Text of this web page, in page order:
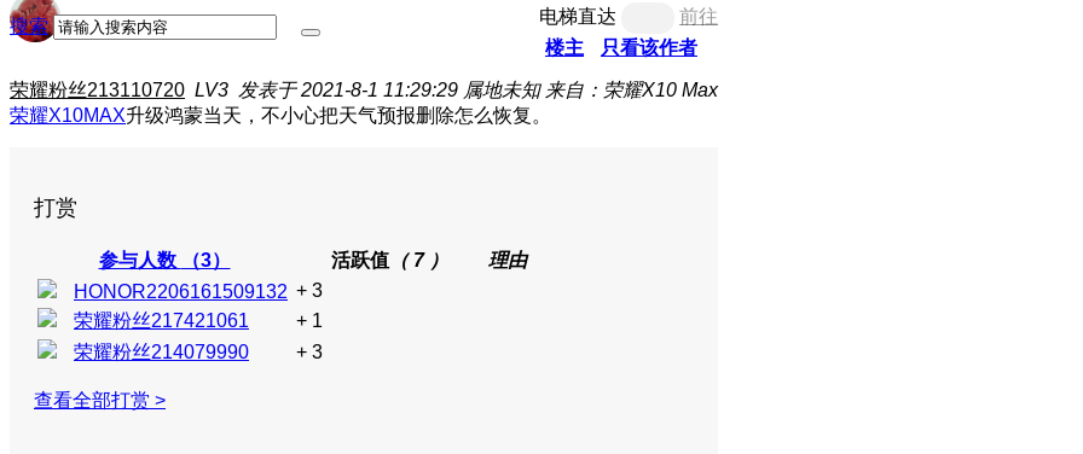
搜索 电梯直达
前往
楼主
只看该作者
荣耀粉丝213110720 LV3 发表于 2021-8-1 11:29:29 属地未知 来自：荣耀X10 Max
荣耀X10MAX升级鸿蒙当天，不小心把天气预报删除怎么恢复。
打赏
参与人数 （3） 活跃值 （ 7 ）
理由
HONOR2206161509132 + 3
荣耀粉丝217421061
+ 1
荣耀粉丝214079990
+ 3
查看全部打赏 >